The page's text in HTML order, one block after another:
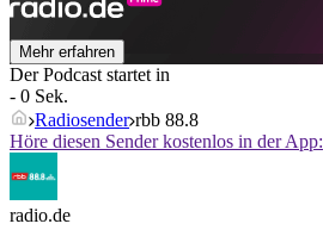
Mehr erfahren
Der Podcast startet in
- 0 Sek.
Radiosender rbb 88.8
Höre diesen Sender kostenlos in der App:
radio.de